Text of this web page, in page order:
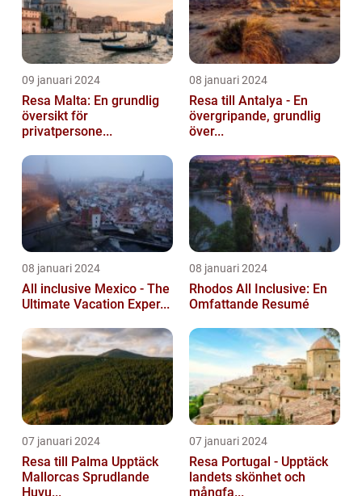
09 januari 2024
Resa Malta: En grundlig
översikt för
privatpersone...
08 januari 2024
Resa till Antalya - En
övergripande, grundlig
över...
08 januari 2024
All inclusive Mexico - The
Ultimate Vacation Exper...
08 januari 2024
Rhodos All Inclusive: En
Omfattande Resumé
07 januari 2024
Resa till Palma Upptäck
Mallorcas Sprudlande
Huvu...
07 januari 2024
Resa Portugal - Upptäck
landets skönhet och
mångfa...